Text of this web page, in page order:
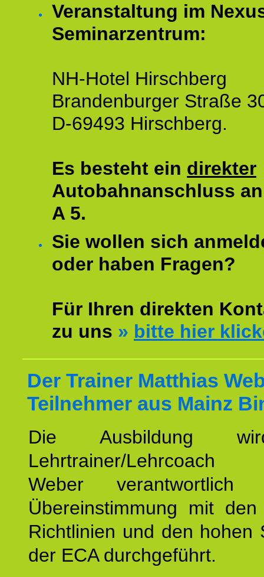
Veranstaltung im
Seminarzentrum:
NH-Hotel Hirschberg
Brandenburger Straße
D-69493 Hirschberg.
Es besteht ein direkter
Autobahnanschluss
A 5.
Sie wollen sich
oder haben Fragen?
Für Ihren direkten
zu uns » bitte hier
Der Trainer Matthias
Teilnehmer aus Mainz
Die Ausbildung
Lehrtrainer/Lehrcoach
Weber
Übereinstimmung mit den
Richtlinien und den hohen
der ECA durchgeführt.